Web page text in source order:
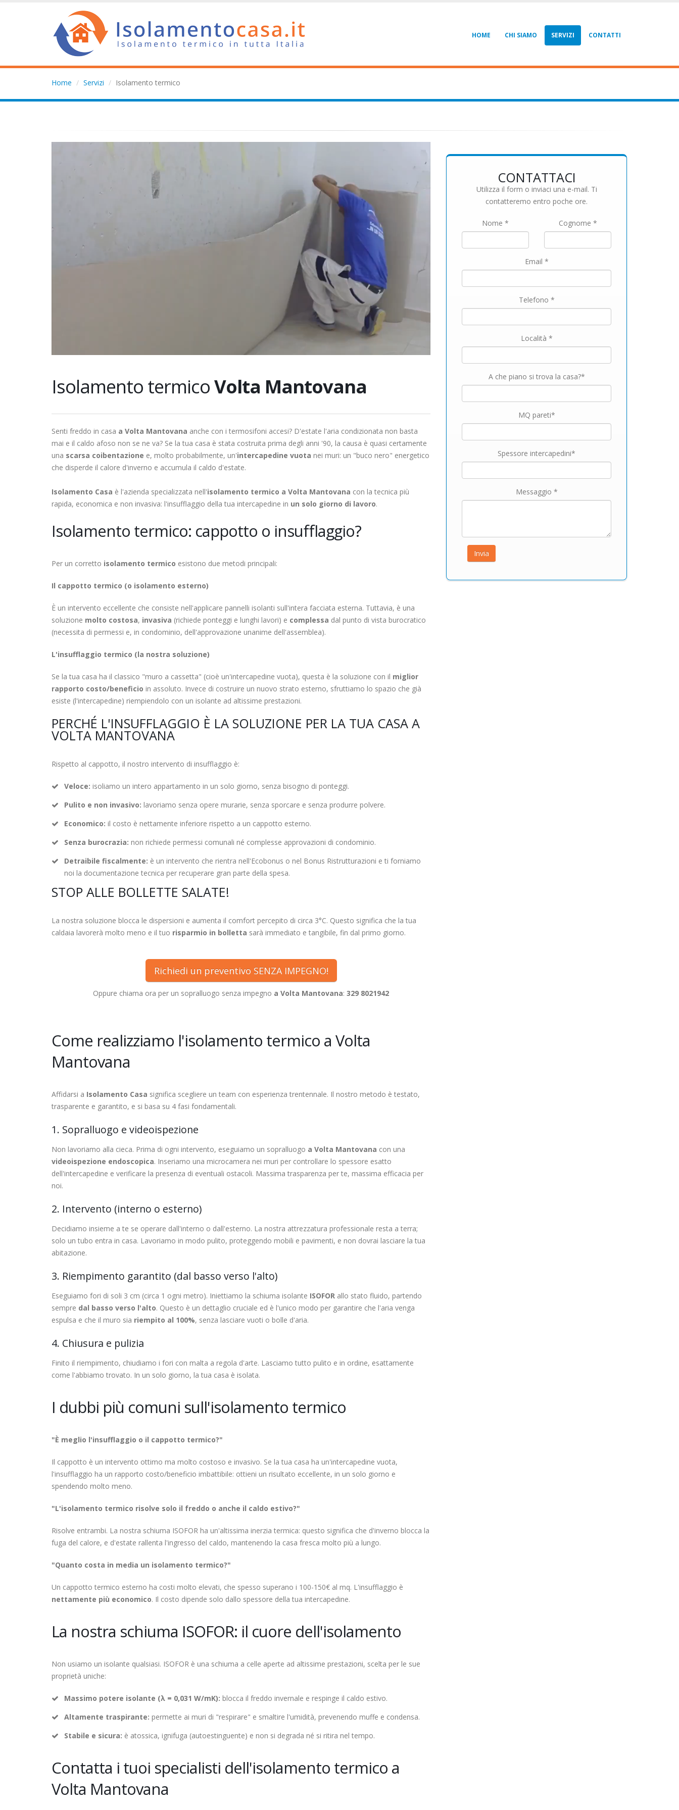
HOME CHI SIAMO SERVIZI CONTATTI
Home Servizi Isolamento termico
Isolamento termicoVolta Mantovana
Senti freddo in casa a Volta Mantovana anche con i termosifoni accesi? D'estate l'aria condizionata non basta
mai e il caldo afoso non se ne va? Se la tua casa è stata costruita prima degli anni '90, la causa è quasi certamente
una scarsa coibentazione e, molto probabilmente, un'intercapedine vuota nei muri: un "buco nero" energetico
che disperde il calore d'inverno e accumula il caldo d'estate.
Isolamento Casa è l'azienda specializzata nell'isolamento termico a Volta Mantovana con la tecnica più
rapida, economica e non invasiva: l'insufflaggio della tua intercapedine in un solo giorno di lavoro.
Isolamento termico: cappotto o insufflaggio?
Per un corretto isolamento termico esistono due metodi principali:
Il cappotto termico (o isolamento esterno)
È un intervento eccellente che consiste nell'applicare pannelli isolanti sull'intera facciata esterna. Tuttavia, è una
soluzione molto costosa, invasiva (richiede ponteggi e lunghi lavori) e complessa dal punto di vista burocratico
(necessita di permessi e, in condominio, dell'approvazione unanime dell'assemblea).
L'insufflaggio termico (la nostra soluzione)
Se la tua casa ha il classico "muro a cassetta" (cioè un'intercapedine vuota), questa è la soluzione con il miglior
rapporto costo/beneficio in assoluto. Invece di costruire un nuovo strato esterno, sfruttiamo lo spazio che già
esiste (l'intercapedine) riempiendolo con un isolante ad altissime prestazioni.
PERCHÉ L'INSUFFLAGGIO È LA SOLUZIONE PER LA TUA CASA A
VOLTA MANTOVANA
Rispetto al cappotto, il nostro intervento di insufflaggio è:
Veloce: isoliamo un intero appartamento in un solo giorno, senza bisogno di ponteggi.
Pulito e non invasivo: lavoriamo senza opere murarie, senza sporcare e senza produrre polvere.
Economico: il costo è nettamente inferiore rispetto a un cappotto esterno.
Senza burocrazia: non richiede permessi comunali né complesse approvazioni di condominio.
Detraibile fiscalmente: è un intervento che rientra nell'Ecobonus o nel Bonus Ristrutturazioni e ti forniamo
noi la documentazione tecnica per recuperare gran parte della spesa.
STOP ALLE BOLLETTE SALATE!
La nostra soluzione blocca le dispersioni e aumenta il comfort percepito di circa 3°C. Questo significa che la tua
caldaia lavorerà molto meno e il tuo risparmio in bolletta sarà immediato e tangibile, fin dal primo giorno.
Richiedi un preventivo SENZA IMPEGNO!
Oppure chiama ora per un sopralluogo senza impegno a Volta Mantovana: 329 8021942
Come realizziamo l'isolamento termico a Volta
Mantovana
Affidarsi a Isolamento Casa significa scegliere un team con esperienza trentennale. Il nostro metodo è testato,
trasparente e garantito, e si basa su 4 fasi fondamentali.
1. Sopralluogo e videoispezione
Non lavoriamo alla cieca. Prima di ogni intervento, eseguiamo un sopralluogo a Volta Mantovana con una
videoispezione endoscopica. Inseriamo una microcamera nei muri per controllare lo spessore esatto
dell'intercapedine e verificare la presenza di eventuali ostacoli. Massima trasparenza per te, massima efficacia per
noi.
2. Intervento (interno o esterno)
Decidiamo insieme a te se operare dall'interno o dall'esterno. La nostra attrezzatura professionale resta a terra;
solo un tubo entra in casa. Lavoriamo in modo pulito, proteggendo mobili e pavimenti, e non dovrai lasciare la tua
abitazione.
3. Riempimento garantito (dal basso verso l'alto)
Eseguiamo fori di soli 3 cm (circa 1 ogni metro). Iniettiamo la schiuma isolante ISOFOR allo stato fluido, partendo
sempre dal basso verso l'alto. Questo è un dettaglio cruciale ed è l'unico modo per garantire che l'aria venga
espulsa e che il muro sia riempito al 100%, senza lasciare vuoti o bolle d'aria.
4. Chiusura e pulizia
Finito il riempimento, chiudiamo i fori con malta a regola d'arte. Lasciamo tutto pulito e in ordine, esattamente
come l'abbiamo trovato. In un solo giorno, la tua casa è isolata.
I dubbi più comuni sull'isolamento termico
"È meglio l'insufflaggio o il cappotto termico?"
Il cappotto è un intervento ottimo ma molto costoso e invasivo. Se la tua casa ha un'intercapedine vuota,
l'insufflaggio ha un rapporto costo/beneficio imbattibile: ottieni un risultato eccellente, in un solo giorno e
spendendo molto meno.
"L'isolamento termico risolve solo il freddo o anche il caldo estivo?"
Risolve entrambi. La nostra schiuma ISOFOR ha un'altissima inerzia termica: questo significa che d'inverno blocca la
fuga del calore, e d'estate rallenta l'ingresso del caldo, mantenendo la casa fresca molto più a lungo.
"Quanto costa in media un isolamento termico?"
Un cappotto termico esterno ha costi molto elevati, che spesso superano i 100-150€ al mq. L'insufflaggio è
nettamente più economico. Il costo dipende solo dallo spessore della tua intercapedine.
La nostra schiuma ISOFOR: il cuore dell'isolamento
Non usiamo un isolante qualsiasi. ISOFOR è una schiuma a celle aperte ad altissime prestazioni, scelta per le sue
proprietà uniche:
Massimo potere isolante (λ = 0,031 W/mK): blocca il freddo invernale e respinge il caldo estivo.
Altamente traspirante: permette ai muri di "respirare" e smaltire l'umidità, prevenendo muffe e condensa.
Stabile e sicura: è atossica, ignifuga (autoestinguente) e non si degrada né si ritira nel tempo.
Contatta i tuoi specialisti dell'isolamento termico a
Volta Mantovana
CONTATTACI
Utilizza il form o inviaci una e-mail. Ti
contatteremo entro poche ore.
Nome * Cognome *
Email *
Telefono *
Località *
A che piano si trova la casa?*
MQ pareti*
Spessore intercapedini*
Messaggio *